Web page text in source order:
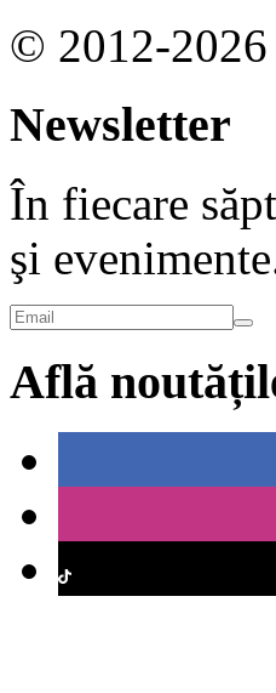
© 2012-
Newsletter
În fiecare
şi
Află